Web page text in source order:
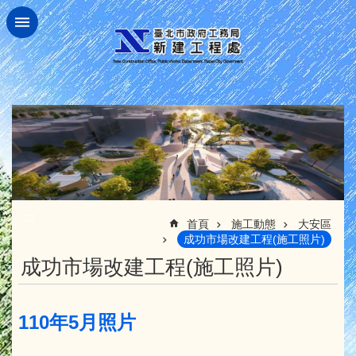
跳到主要內容區塊
首頁 施工動態
大安區
成功市場改建工程(施工照片)
成功市場改建工程(施工照片)
110年5月照片